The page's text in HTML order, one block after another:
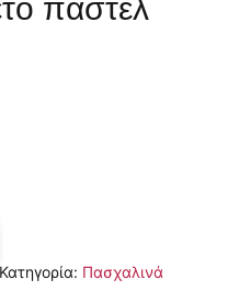
παστέλ
Κατηγορία: Πασχαλινά